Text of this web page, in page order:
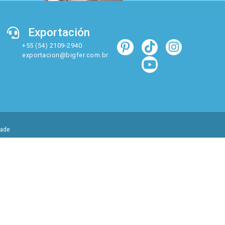
Exportación
+55 (54) 2109-2940
exportacion@bigfer.com.br